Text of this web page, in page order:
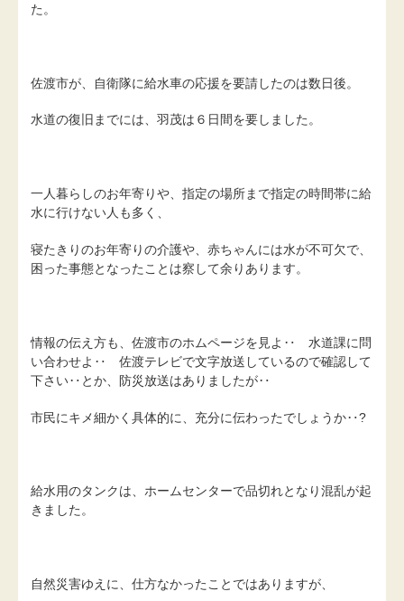
た。
佐渡市が、自衛隊に給水車の応援を要請したのは数日後。
水道の復旧までには、羽茂は６日間を要しました。
一人暮らしのお年寄りや、指定の場所まで指定の時間帯に給
水に行けない人も多く、
寝たきりのお年寄りの介護や、赤ちゃんには水が不可欠で、
困った事態となったことは察して余りあります。
情報の伝え方も、佐渡市のホムページを見よ‥ 水道課に問
い合わせよ‥ 佐渡テレビで文字放送しているので確認して
下さい‥とか、防災放送はありましたが‥
市民にキメ細かく具体的に、充分に伝わったでしょうか‥?
給水用のタンクは、ホームセンターで品切れとなり混乱が起
きました。
自然災害ゆえに、仕方なかったことではありますが、